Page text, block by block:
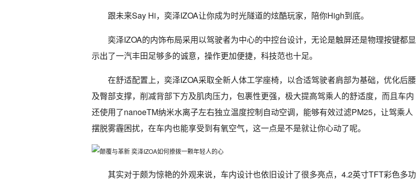
跟未来Say Hi，奕泽IZOA让你成为时光隧道的炫酷玩家，陪你High到底。
奕泽IZOA的内饰布局采用以驾驶者为中心的中控台设计，无论是触屏还是物理按键都显
示出了一汽丰田足够多的诚意，操作更加便捷，科技范也十足。
在舒适配置上，奕泽IZOA采取全新人体工学座椅，以合适驾驶者肩部为基础，优化后腰
及臀部支撑，削减背部下方及肌肉压力，包裹性更强，极大提高驾乘人的舒适度，而且车内
还使用了nanoeTM纳米水离子左右独立温度控制自动空调，能够有效过滤PM25，让驾乘人
摆脱雾霾困扰，在车内也能享受到有氧空气，这一点是不是就让你心动了呢。
其实对于颇为惊艳的外观来说，车内设计也依旧设计了很多亮点，4.2英寸TFT彩色多功